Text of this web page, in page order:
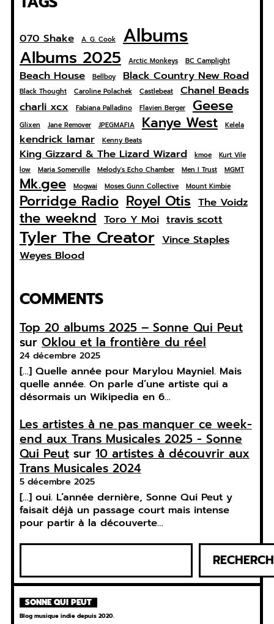
070 Shake A. G. Cook Albums
Albums 2025 Arctic Monkeys BC Camplight
Beach House Bellboy Black Country New Road
Black Thought Caroline Polachek Castlebeat
Chanel Beads
charli xcx
Fabiana Palladino Flavien Berger Geese
Glixen Jane Remover JPEGMAFIA Kanye West Kelela
kendrick lamar Kenny Beats
King Gizzard & The Lizard Wizard kmoe
Kurt Vile
low
Maria Somerville Melody's Echo Chamber Men I Trust MGMT
Mk.gee Mogwai Moses Gunn Collective Mount Kimbie
Porridge Radio Royel Otis The Voidz
the weeknd Toro Y Moi travis scott
Tyler The Creator Vince Staples
Weyes Blood
COMMENTS
Top 20 albums 2025 – Sonne Qui Peut
sur Oklou et la frontière du réel
24 décembre 2025
[…] Quelle année pour Marylou Mayniel. Mais
quelle année. On parle d’une artiste qui a
désormais un Wikipedia en 6…
Les artistes à ne pas manquer ce week-
end aux Trans Musicales 2025 - Sonne
Qui Peutsur10 artistes à découvrir aux
Trans Musicales 2024
5 décembre 2025
[…] oui. L’année dernière, Sonne Qui Peut y
faisait déjà un passage court mais intense
pour partir à la découverte…
R
c
h
eSONNE QUI PEUT
Blog musique indie depuis 2020.